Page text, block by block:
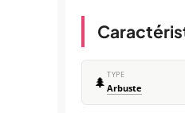
🌲 TYPE
Arbuste